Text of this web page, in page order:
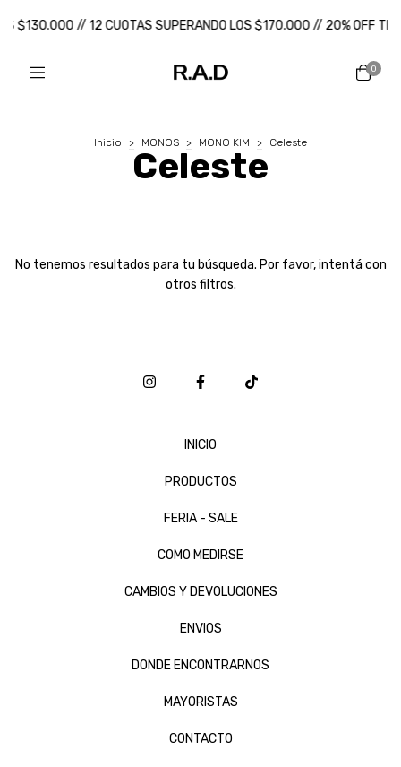
$130.000 // 12 CUOTAS SUPERANDO LOS $170.000 // 20% OFF
0
Inicio > MONOS > MONO KIM > Celeste
Celeste
No tenemos resultados para tu búsqueda. Por favor, intentá con
otros filtros.
INICIO
PRODUCTOS
FERIA - SALE
COMO MEDIRSE
CAMBIOS Y DEVOLUCIONES
ENVIOS
DONDE ENCONTRARNOS
MAYORISTAS
CONTACTO